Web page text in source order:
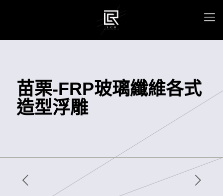
苗栗-FRP玻璃纖維各式
造型浮雕